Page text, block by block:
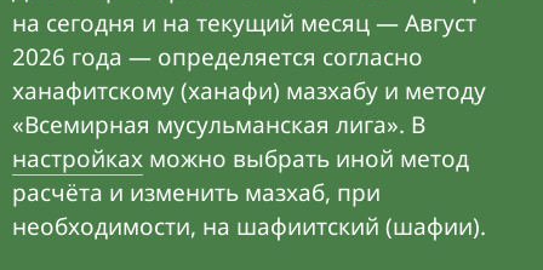
на сегодня и на текущий месяц — Август
2026 года — определяется согласно
ханафитскому (ханафи) мазхабу и методу
«Всемирная мусульманская лига». В
настройках можно выбрать иной метод
расчёта и изменить мазхаб, при
необходимости, на шафиитский (шафии).